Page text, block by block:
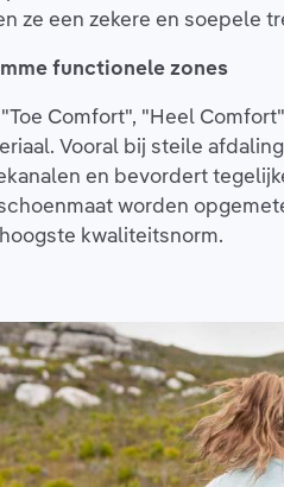
ze een zekere en soepele
functionele zones
Comfort", "Heel
Vooral bij steile
en bevordert
worden
kwaliteitsnorm.